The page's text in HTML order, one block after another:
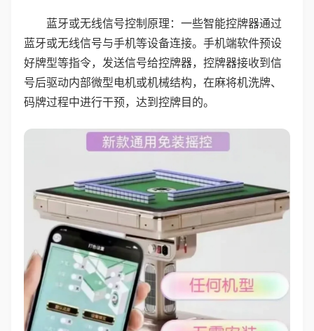
蓝牙或无线信号控制原理：一些智能控牌器通过
蓝牙或无线信号与手机等设备连接。手机端软件预设
好牌型等指令，发送信号给控牌器，控牌器接收到信
号后驱动内部微型电机或机械结构，在麻将机洗牌、
码牌过程中进行干预，达到控牌目的。